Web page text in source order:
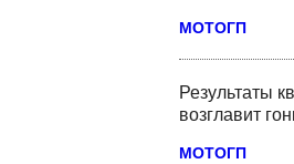
МОТОГП
Результаты
возглавит
МОТОГП